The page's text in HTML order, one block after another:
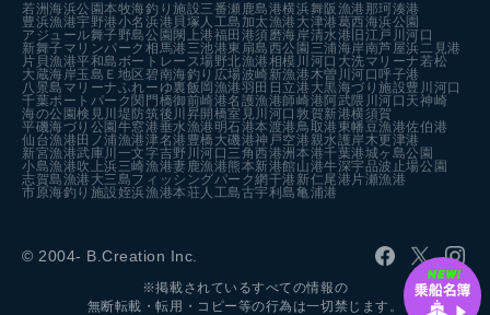
若洲海浜公園本牧海釣り施設三番瀬 鹿島港横浜舞阪漁港 那珂湊港
豊浜漁港宇野港小名浜港 貝塚人工島 加太漁港 大津港葛西海浜公園
アジュール舞子野島公園 閖上港福田港須磨海岸清水港 旧江戸川河口
新舞子マリンパーク 相馬港 三池港東扇島西公園 三浦海岸南芦屋浜二見港
片貝漁港平和島ボートレース場野北漁港相模川河口 大洗マリーナ若松
大蔵海岸玉島Ｅ地区 碧南海釣り広場波崎新漁港木曽川河口 呼子港
八景島マリーナふれーゆ裏飯岡漁港羽田 日立港 大黒海づり施設豊川河口
千葉ポートパーク 関門橋御前崎港名護漁港師崎港 阿武隈川河口 天神崎
海の公園検見川堤防筑後川昇開橋室見川河口敦賀新港横須賀
平磯海づり公園 牛窓港垂水漁港 明石港本渡港鳥取港 東幡豆漁港佐伯港
仙台漁港 田ノ浦漁港津名港 豊橋 大磯港神戸空港親水護岸木更津港
新宮漁港武庫川一文字吉野川河口 三角西港洲本港千葉港城ヶ島公園
小島漁港吹上浜三崎漁港妻鹿漁港熊本新港館山港牛深宇品波止場公園
志賀島漁港 大三島フィッシングパーク網干港 新仁尾港 片瀬漁港
市原海釣り施設姪浜漁港本荘人工島古宇利島亀浦港
© 2004- B.Creation Inc.
※掲載されているすべての情報の
無断転載・転用・コピー等の行為は一切禁じます。